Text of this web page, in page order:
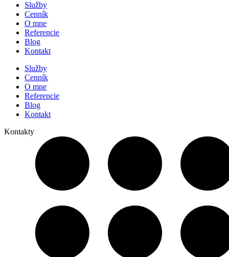
Služby
Cenník
O mne
Referencie
Blog
Kontakt
Služby
Cenník
O mne
Referencie
Blog
Kontakt
Kontakty